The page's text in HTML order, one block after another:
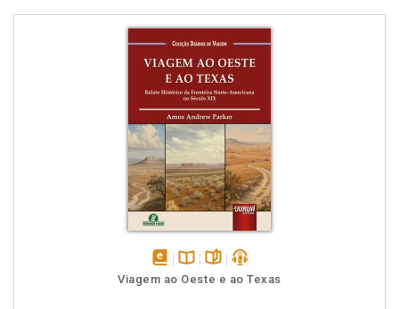
disponívelDisponível
páginaspodcast
Viagem ao Oeste e ao Texas